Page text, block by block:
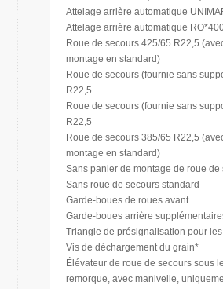
Attelage arrière automatique
Attelage arrière automatique
Roue de secours 425/65 R22,5
montage en standard)
Roue de secours (fournie sans
R22,5
Roue de secours (fournie sans
R22,5
Roue de secours 385/65 R22,5
montage en standard)
Sans panier de montage de roue de
Sans roue de secours standard
Garde-boues de roues avant
Garde-boues arrière
Triangle de présignalisation pour
Vis de déchargement du grain*
Élévateur de roue de secours sous
remorque, avec manivelle,